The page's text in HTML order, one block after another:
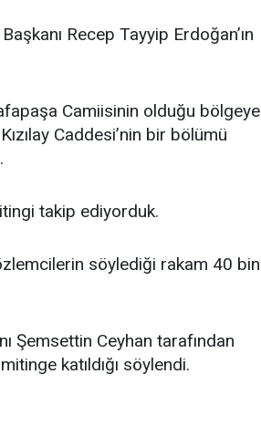
Recep Tayyip Erdoğan’ın
Camiisinin olduğu bölgeye
Caddesi’nin bir bölümü
takip ediyorduk.
söylediği rakam 40 bin
Şemsettin Ceyhan tarafından
katıldığı söylendi.